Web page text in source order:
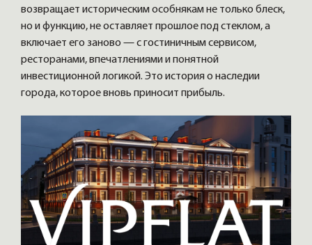
возвращает историческим особнякам не только блеск,
но и функцию, не оставляет прошлое под стеклом, а
включает его заново — с гостиничным сервисом,
ресторанами, впечатлениями и понятной
инвестиционной логикой. Это история о наследии
города, которое вновь приносит прибыль.